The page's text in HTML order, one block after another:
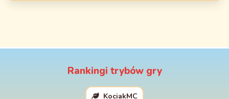
Rankingi trybów gry
KociakMC